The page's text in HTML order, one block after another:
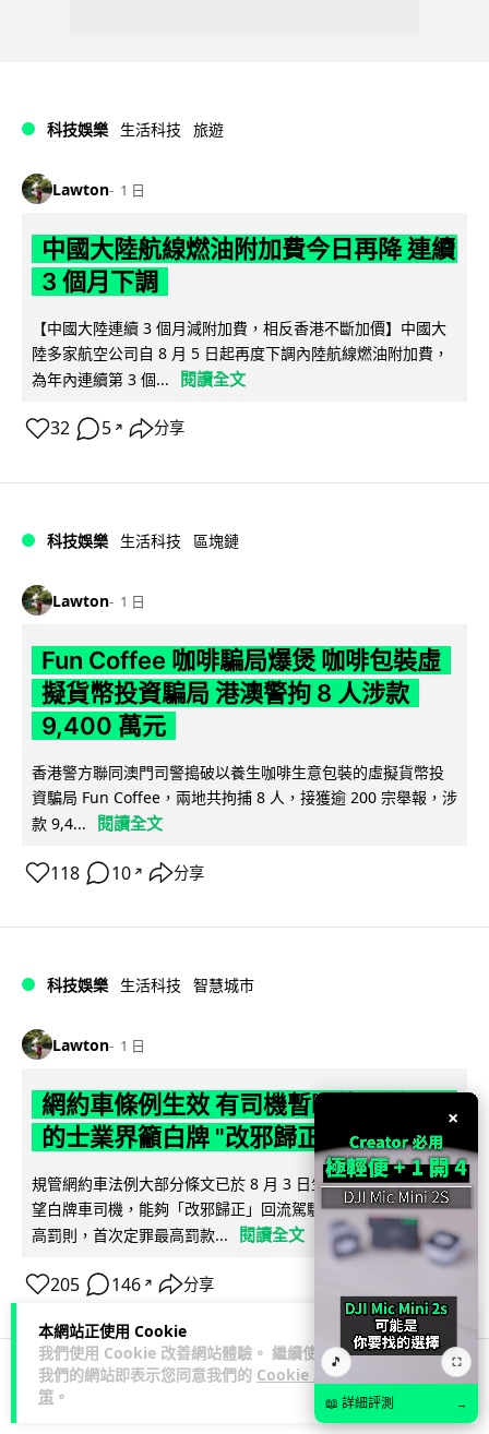
本網站正使用 Cookie
我們使用 Cookie 改善網站體驗。 繼續使用
我們的網站即表示您同意我們的 Cookie 政
策 。
科技娛樂 生活科技 旅遊
Lawton 1 日
中國大陸航線燃油附加費今日再降 連續
3 個月下調
【中國大陸連續 3 個月減附加費，相反香港不斷加價】中國大
陸多家航空公司自 8 月 5 日起再度下調內陸航線燃油附加費，
為年內連續第 3 個...
閱讀全文
32 5 ↗ 分享
科技娛樂 生活科技 區塊鏈
Lawton 1 日
Fun Coffee 咖啡騙局爆煲 咖啡包裝虛
擬貨幣投資騙局 港澳警拘 8 人涉款
9,400 萬元
香港警方聯同澳門司警搗破以養生咖啡生意包裝的虛擬貨幣投
資騙局 Fun Coffee，兩地共拘捕 8 人，接獲逾 200 宗舉報，涉
款 9,4...
閱讀全文
118 10 ↗ 分享
科技娛樂 生活科技 智慧城市
Lawton 1 日
網約車條例生效 有司機暫時停工避風頭
的士業界籲白牌 "改邪歸正"
規管網約車法例大部分條文已於 8 月 3 日生效，的士業界就期
望白牌車司機，能夠「改邪歸正」回流駕駛的士。新例大幅提
高罰則，首次定罪最高罰款...
閱讀全文
205 146 ↗ 分享
人工智能
×
🎵 ⛶
📖 詳細評測 →